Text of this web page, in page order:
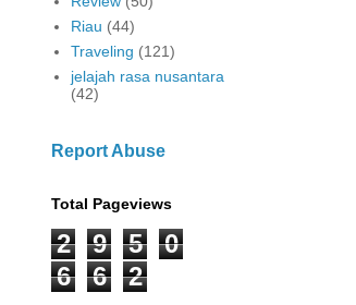
Riau (44)
Traveling (121)
jelajah rasa nusantara
(42)
Report Abuse
Total Pageviews
2 9 5
0
6
6 2